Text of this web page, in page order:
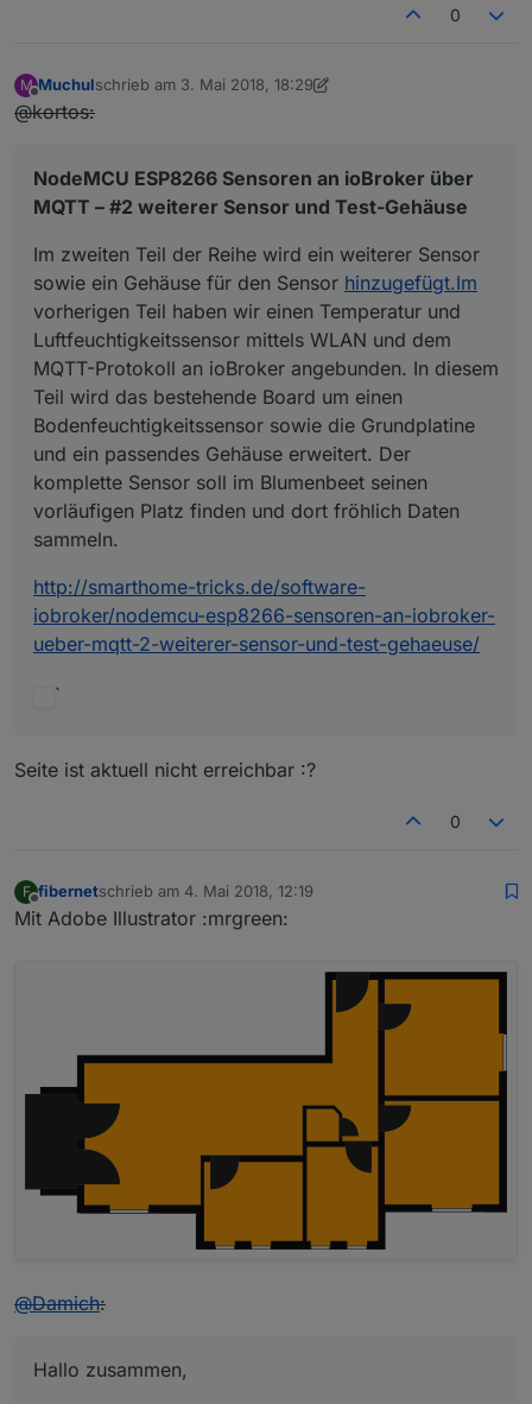
0
M
Offline
Muchulschrieb am 3. Mai 2018, 18:29
zuletzt editiert von Jey Cee
@kortos:
NodeMCU ESP8266 Sensoren an ioBroker über
MQTT – #2 weiterer Sensor und Test-Gehäuse
Im zweiten Teil der Reihe wird ein weiterer Sensor
sowie ein Gehäuse für den Sensor hinzugefügt.Im
vorherigen Teil haben wir einen Temperatur und
Luftfeuchtigkeitssensor mittels WLAN und dem
MQTT-Protokoll an ioBroker angebunden. In diesem
Teil wird das bestehende Board um einen
Bodenfeuchtigkeitssensor sowie die Grundplatine
und ein passendes Gehäuse erweitert. Der
komplette Sensor soll im Blumenbeet seinen
vorläufigen Platz finden und dort fröhlich Daten
sammeln.
http://smarthome-tricks.de/software-
iobroker/nodemcu-esp8266-sensoren-an-iobroker-
ueber-mqtt-2-weiterer-sensor-und-test-gehaeuse/
`
Seite ist aktuell nicht erreichbar :?
0
F
Offline
fibernetschrieb am 4. Mai 2018, 12:19
zuletzt editiert von
Mit Adobe Illustrator :mrgreen:
@Damich:
Hallo zusammen,